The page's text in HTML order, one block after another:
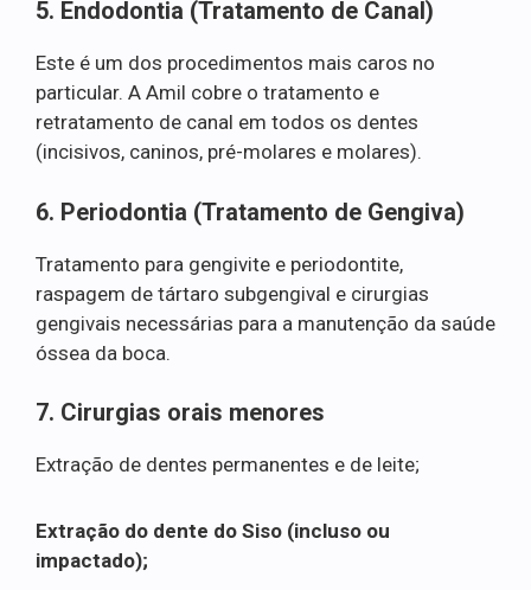
5. Endodontia (Tratamento de Canal)
Este é um dos procedimentos mais caros no
particular. A Amil cobre o tratamento e
retratamento de canal em todos os dentes
(incisivos, caninos, pré-molares e molares).
6. Periodontia (Tratamento de Gengiva)
Tratamento para gengivite e periodontite,
raspagem de tártaro subgengival e cirurgias
gengivais necessárias para a manutenção da saúde
óssea da boca.
7. Cirurgias orais menores
Extração de dentes permanentes e de leite;
Extração do dente do Siso (incluso ou
impactado);